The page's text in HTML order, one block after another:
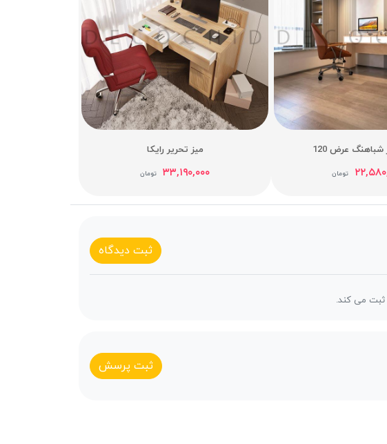
شباهنگ عرض 120
تومان
میز تحریر رایکا
۳۳,۱۹۰,۰۰۰ تومان
ثبت دیدگاه
ثبت می کند.
ثبت پرسش